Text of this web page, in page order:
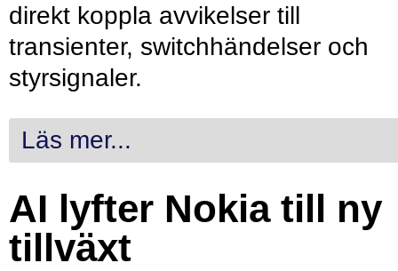
direkt koppla avvikelser till
transienter, switchhändelser och
styrsignaler.
Läs mer...
AI lyfter Nokia till ny
tillväxt